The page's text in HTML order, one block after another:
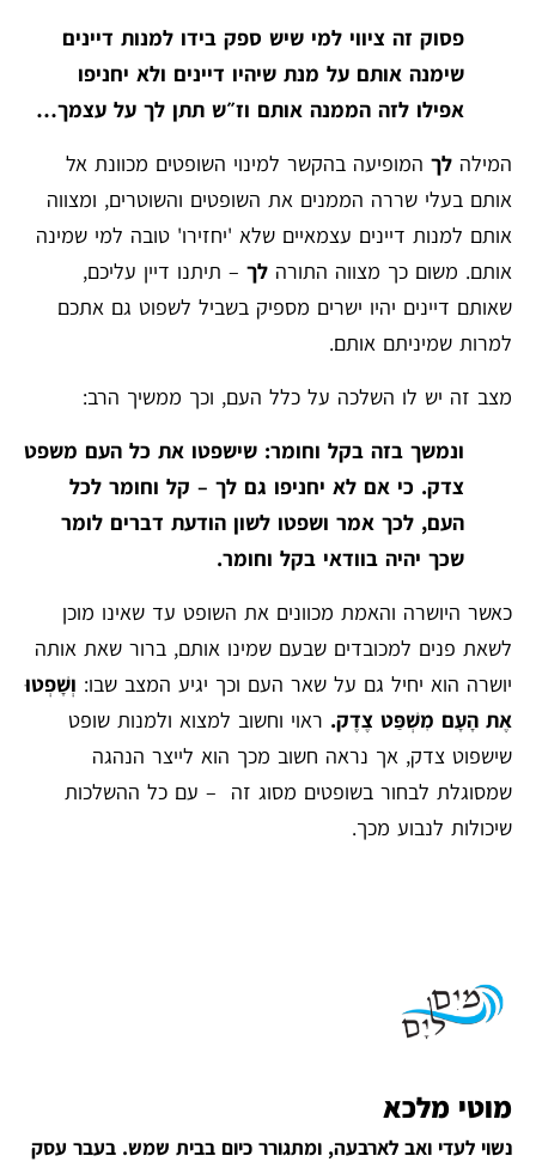
פסוק זה ציווי למי שיש ספק בידו למנות דיינים
שימנה אותם על מנת שיהיו דיינים ולא יחניפו
אפילו לזה הממנה אותם וז״ש תתן לך על עצמך…
המילה לך המופיעה בהקשר למינוי השופטים מכוונת אל
אותם בעלי שררה הממנים את השופטים והשוטרים, ומצווה
אותם למנות דיינים עצמאיים שלא 'יחזירו' טובה למי שמינה
אותם. משום כך מצווה התורה לך – תיתנו דיין עליכם,
שאותם דיינים יהיו ישרים מספיק בשביל לשפוט גם אתכם
למרות שמיניתם אותם.
מצב זה יש לו השלכה על כלל העם, וכך ממשיך הרב:
ונמשך בזה בקל וחומר: שישפטו את כל העם משפט
צדק. כי אם לא יחניפו גם לך – קל וחומר לכל
העם, לכך אמר ושפטו לשון הודעת דברים לומר
שכך יהיה בוודאי בקל וחומר.
כאשר היושרה והאמת מכוונים את השופט עד שאינו מוכן
לשאת פנים למכובדים שבעם שמינו אותם, ברור שאת אותה
יושרה הוא יחיל גם על שאר העם וכך יגיע המצב שבו: וְשָׁפְטוּ
אֶת הָעָם מִשְׁפַּט צֶדֶק. ראוי וחשוב למצוא ולמנות שופט
שישפוט צדק, אך נראה חשוב מכך הוא לייצר הנהגה
שמסוגלת לבחור בשופטים מסוג זה – עם כל ההשלכות
שיכולות לנבוע מכך.
מוטי מלכא
נשוי לעדי ואב לארבעה, ומתגורר כיום בבית שמש. בעבר עסק